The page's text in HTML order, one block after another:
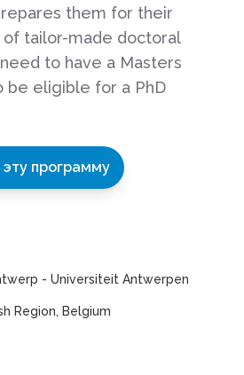
them for their
tailor-made doctoral
to have a Masters
eligible for a PhD
эту программу
- Universiteit Antwerpen
Region, Belgium